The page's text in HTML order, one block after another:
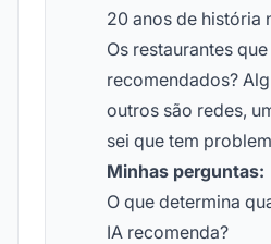
20 anos de história
Os restaurantes que
recomendados?
outros são redes,
sei que tem
Minhas perguntas:
O que determina
IA recomenda?